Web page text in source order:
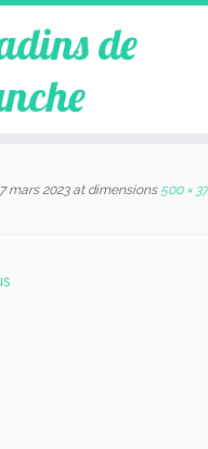
de
mars 2023at dimensions500 ×